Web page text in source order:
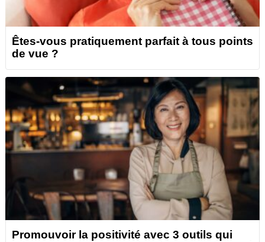
Êtes-vous pratiquement parfait à tous points
de vue ?
Promouvoir la positivité avec 3 outils qui